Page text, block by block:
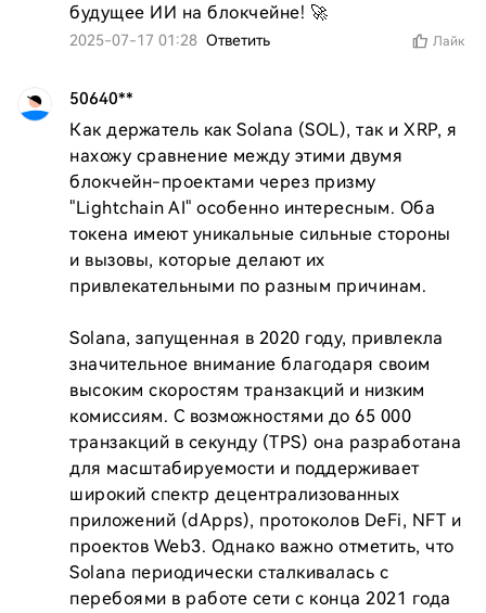
будущее ИИ на блокчейне! 🚀
2025-07-17 01:28 Ответить Лайк
50640**
Как держатель как Solana (SOL), так и XRP, я
нахожу сравнение между этими двумя
блокчейн-проектами через призму
"Lightchain AI" особенно интересным. Оба
токена имеют уникальные сильные стороны
и вызовы, которые делают их
привлекательными по разным причинам.
Solana, запущенная в 2020 году, привлекла
значительное внимание благодаря своим
высоким скоростям транзакций и низким
комиссиям. С возможностями до 65 000
транзакций в секунду (TPS) она разработана
для масштабируемости и поддерживает
широкий спектр децентрализованных
приложений (dApps), протоколов DeFi, NFT и
проектов Web3. Однако важно отметить, что
Solana периодически сталкивалась с
перебоями в работе сети с конца 2021 года